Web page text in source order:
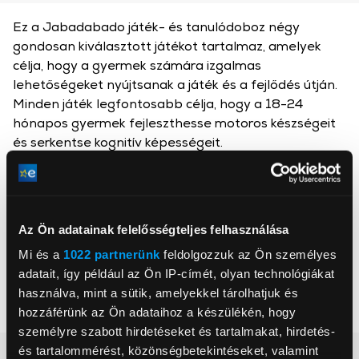
Az Ön adatainak felelősségteljes felhasználása
Mi és a 1022 partnerünk feldolgozzuk az Ön személyes
adatait, így például az Ön IP-címét, olyan technológiákat
használva, mint a sütik, amelyekkel tárolhatjuk és
hozzáférünk az Ön adataihoz a készülékén, hogy
személyre szabott hirdetéseket és tartalmakat, hirdetés-
és tartalommérést, közönségbetekintéseket, valamint
, ,
Korosztály
1,5+ év
Nem
fiúknak és lányoknak
Ez a Jabadabado játék- és tanulódoboz négy
gondosan kiválasztott játékot tartalmaz, amelyek
célja, hogy a gyermek számára izgalmas
lehetőségeket nyújtsanak a játék és a fejlődés útján.
Minden játék legfontosabb célja, hogy a 18-24
hónapos gyermek fejleszthesse motoros készségeit
és serkentse kognitív képességeit.
Részletes ismertető